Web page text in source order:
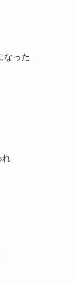
なった
れ